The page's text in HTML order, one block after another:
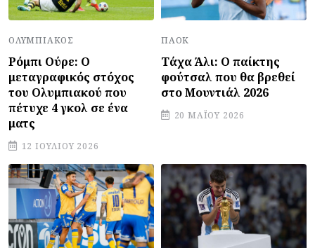
ΟΛΥΜΠΙΑΚΌΣ
Ρόμπι Ούρε: Ο
μεταγραφικός στόχος
του Ολυμπιακού που
πέτυχε 4 γκολ σε ένα
ματς
12 ΙΟΥΛΊΟΥ 2026
ΠΑΟΚ
Τάχα Άλι: Ο παίκτης
φούτσαλ που θα βρεθεί
στο Μουντιάλ 2026
20 ΜΑΪ́ΟΥ 2026